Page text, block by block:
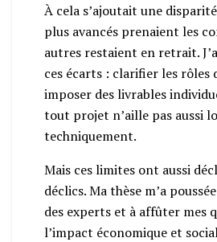
À cela s’ajoutait une
plus avancés prenaient les
autres restaient en retrait.
ces écarts : clarifier les rôles
imposer des livrables
tout projet n’aille pas aussi
techniquement.
Mais ces limites ont aussi
déclics. Ma thèse m’a
des experts et à affûter mes
l’impact économique et